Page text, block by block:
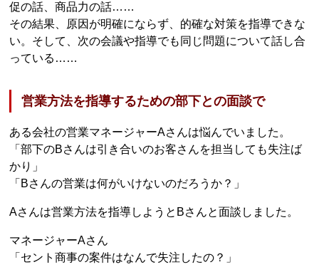
促の話、商品力の話……
その結果、原因が明確にならず、的確な対策を指導できな
い。そして、次の会議や指導でも同じ問題について話し合
っている……
営業方法を指導するための部下との面談で
ある会社の営業マネージャーAさんは悩んでいました。
「部下のBさんは引き合いのお客さんを担当しても失注ば
かり」
「Bさんの営業は何がいけないのだろうか？」
Aさんは営業方法を指導しようとBさんと面談しました。
マネージャーAさん
「セント商事の案件はなんで失注したの？」